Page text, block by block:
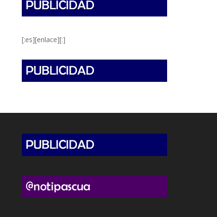
[:es][enlace][:]